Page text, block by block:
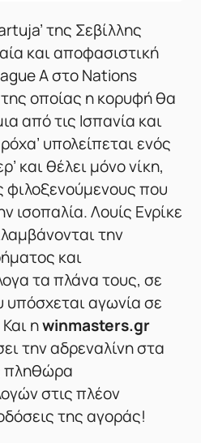
της Σεβίλλης
και αποφασιστική
A στο Nations
οποίας η κορυφή θα
από τις Ισπανία και
υπολείπεται ενός
και θέλει μόνο νίκη,
φιλοξενούμενους που
ισοπαλία. Λουίς Ενρίκε
την
και
τα πλάνα τους, σε
αγωνία σε
Και ηwinmasters.gr
την αδρεναλίνη στα
πληθώρα
στις πλέον
της αγοράς!